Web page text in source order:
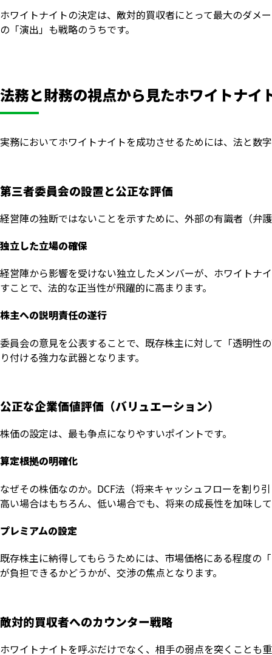
ホワイトナイトの決定は、敵対的買収者にとって最大のダメ
の「演出」も戦略のうちです。
法務と財務の視点から見たホワイトナイ
実務においてホワイトナイトを成功させるためには、法と数
第三者委員会の設置と公正な評価
経営陣の独断ではないことを示すために、外部の有識者（弁
独立した立場の確保
経営陣から影響を受けない独立したメンバーが、ホワイトナ
すことで、法的な正当性が飛躍的に高まります。
株主への説明責任の遂行
委員会の意見を公表することで、既存株主に対して「透明性
り付ける強力な武器となります。
公正な企業価値評価（バリュエーション）
株価の設定は、最も争点になりやすいポイントです。
算定根拠の明確化
なぜその株価なのか。DCF法（将来キャッシュフローを割り
高い場合はもちろん、低い場合でも、将来の成長性を加味し
プレミアムの設定
既存株主に納得してもらうためには、市場価格にある程度の
が負担できるかどうかが、交渉の焦点となります。
敵対的買収者へのカウンター戦略
ホワイトナイトを呼ぶだけでなく、相手の弱点を突くことも